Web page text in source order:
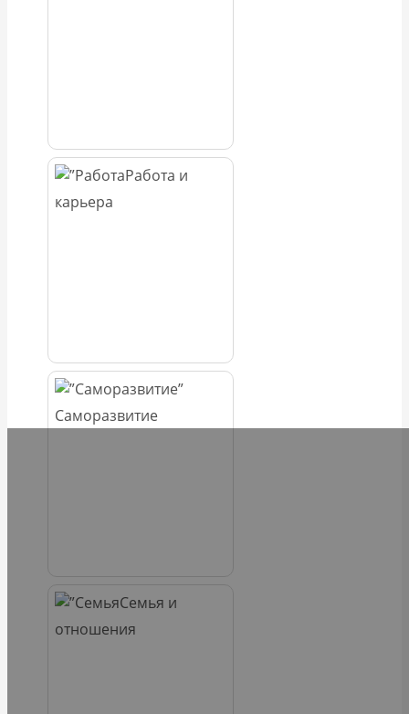
Работа и
карьера
Саморазвитие
Семья и
отношения